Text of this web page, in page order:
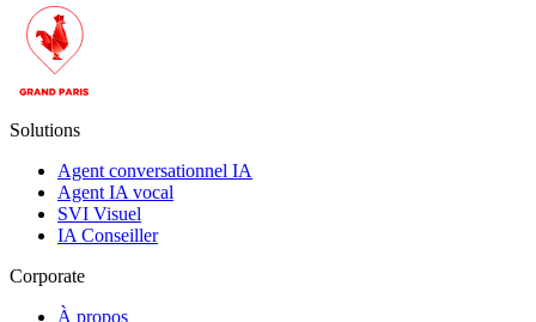
Solutions
Agent conversationnel IA
Agent IA vocal
SVI Visuel
IA Conseiller
Corporate
À propos